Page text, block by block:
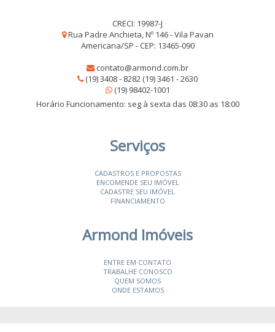
CRECI: 19987-J
Rua Padre Anchieta, Nº 146 - Vila Pavan
Americana/SP - CEP: 13465-090
contato@armond.com.br
(19) 3408 - 8282 (19) 3461 - 2630
(19) 98402-1001
Horário Funcionamento: seg à sexta das 08:30 as 18:00
Serviços
CADASTROS E PROPOSTAS
ENCOMENDE SEU IMÓVEL
CADASTRE SEU IMÓVEL
FINANCIAMENTO
Armond Imóveis
ENTRE EM CONTATO
TRABALHE CONOSCO
QUEM SOMOS
ONDE ESTAMOS